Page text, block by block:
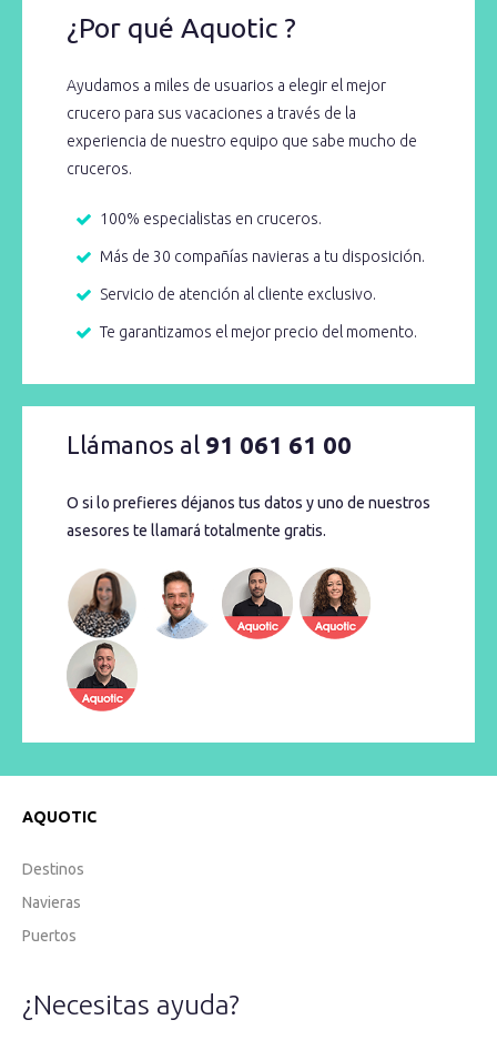
¿Por qué Aquotic ?
Ayudamos a miles de usuarios a elegir el mejor
crucero para sus vacaciones a través de la
experiencia de nuestro equipo que sabe mucho de
cruceros.
100% especialistas en cruceros.
Más de 30 compañías navieras a tu disposición.
Servicio de atención al cliente exclusivo.
Te garantizamos el mejor precio del momento.
Llámanos al 91 061 61 00
O si lo prefieres déjanos tus datos y uno de nuestros
asesores te llamará totalmente gratis.
AQUOTIC
Destinos
Navieras
Puertos
¿Necesitas ayuda?